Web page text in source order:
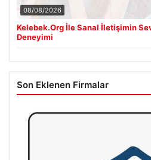
08/08/2026
Kelebek.Org İle Sanal İletişimin
Deneyimi
Son Eklenen Firmalar